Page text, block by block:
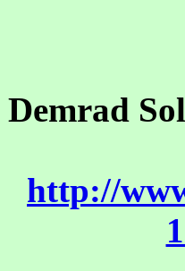
Demrad
http://